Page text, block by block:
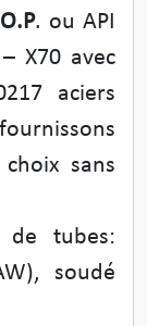
. ou API
X70 avec
aciers
sans
de tubes:
soudé